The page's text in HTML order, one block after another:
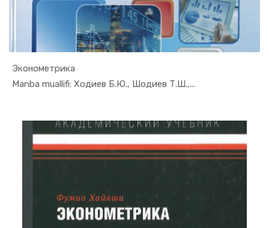
Эконометрика
Manba muallifi: Ходиев Б.Ю., Шодиев Т.Ш.,...
In Ekonome...